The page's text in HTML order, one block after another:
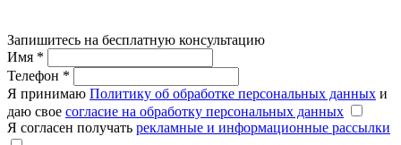
Запишитесь на бесплатную консультацию
Имя *
Телефон *
Я принимаю Политику об обработке персональных данных и
даю свое согласие на обработку персональных данных
Я согласен получать рекламные и информационные рассылки